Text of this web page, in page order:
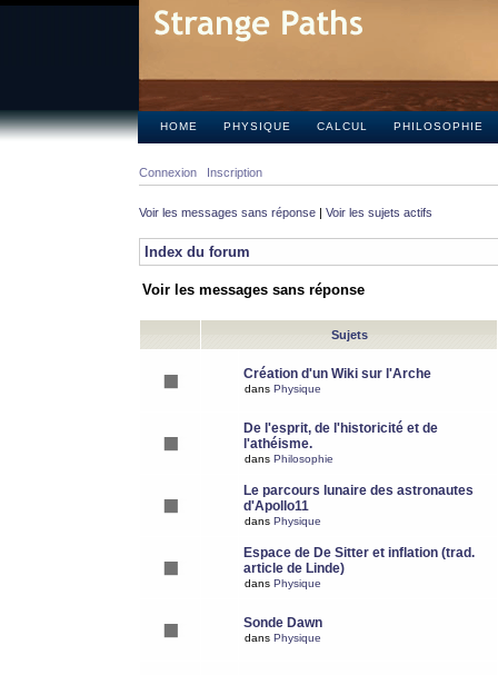
HOME PHYSIQUE CALCUL PHILOSOPHIE
Connexion Inscription
Voir les messages sans réponse | Voir les sujets actifs
Index du forum
Voir les messages sans réponse
Sujets
Création d'un Wiki sur l'Arche
dans Physique
De l'esprit, de l'historicité et de
l'athéisme.
dans Philosophie
Le parcours lunaire des astronautes
d'Apollo11
dans Physique
Espace de De Sitter et inflation (trad.
article de Linde)
dans Physique
Sonde Dawn
dans Physique